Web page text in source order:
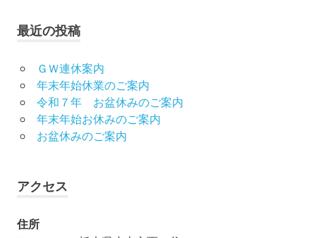
最近の投稿
ＧＷ連休案内
年末年始休業のご案内
令和７年 お盆休みのご案内
年末年始お休みのご案内
お盆休みのご案内
アクセス
住所